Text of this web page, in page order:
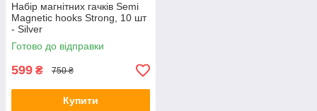
Набір магнітних гачків Semi
Magnetic hooks Strong, 10 шт
- Silver
Готово до відправки
599 ₴ 750 ₴
Купити